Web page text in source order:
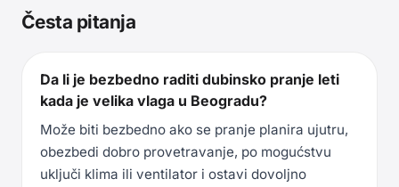
Česta pitanja
Da li je bezbedno raditi dubinsko pranje leti
kada je velika vlaga u Beogradu?
Može biti bezbedno ako se pranje planira ujutru,
obezbedi dobro provetravanje, po mogućstvu
uključi klima ili ventilator i ostavi dovoljno